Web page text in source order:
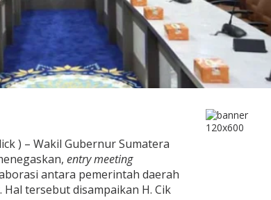
) – Wakil Gubernur Sumatera
entry meeting
antara pemerintah daerah
tersebut disampaikan H. Cik